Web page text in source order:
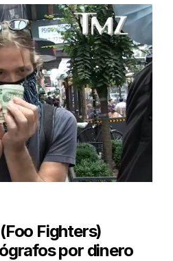
Fighters)
por dinero